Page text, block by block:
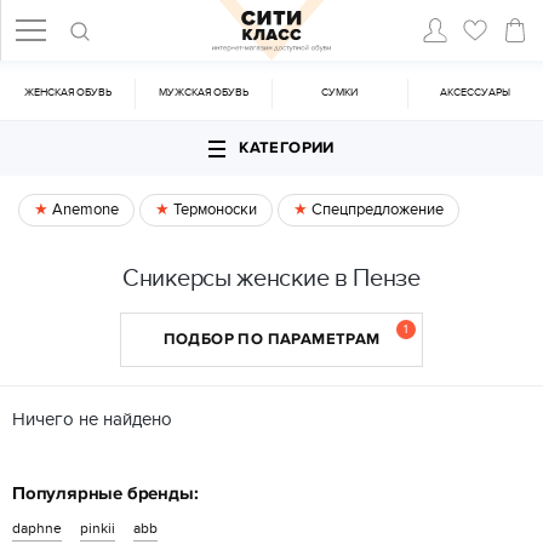
ЖЕНСКАЯ ОБУВЬ МУЖСКАЯ ОБУВЬ CУМКИ АКСЕССУАРЫ
КАТЕГОРИИ
Anemone Термоноски Спецпредложение
Сникерсы женские в Пензе
ПОДБОР ПО ПАРАМЕТРАМ 1
Ничего не найдено
Популярные бренды:
daphne pinkii abb